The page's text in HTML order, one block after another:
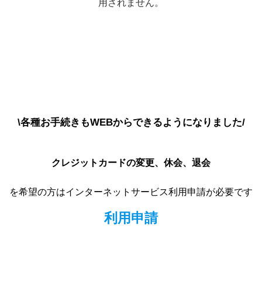
用されません。
\各種お手続きもWEBからできるようになりました/
クレジットカードの変更、休会、退会
を希望の方はインターネットサービス利用申請が必要です
利用申請